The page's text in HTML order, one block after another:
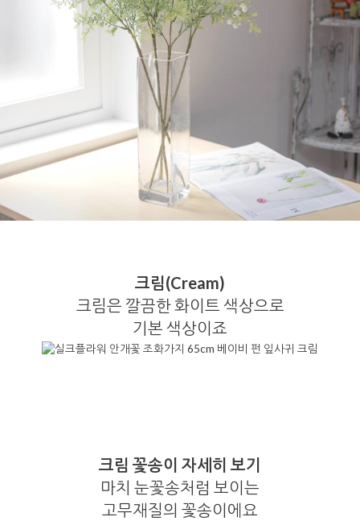
크림(Cream)
크림은 깔끔한 화이트 색상으로
기본 색상이죠
크림 꽃송이 자세히 보기
마치 눈꽃송처럼 보이는
고무재질의 꽃송이에요